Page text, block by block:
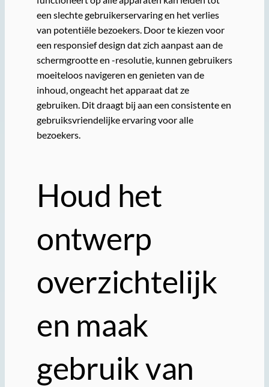
een slechte gebruikerservaring en het verlies
van potentiële bezoekers. Door te kiezen voor
een responsief design dat zich aanpast aan de
schermgrootte en -resolutie, kunnen gebruikers
moeiteloos navigeren en genieten van de
inhoud, ongeacht het apparaat dat ze
gebruiken. Dit draagt bij aan een consistente en
gebruiksvriendelijke ervaring voor alle
bezoekers.
Houd het
ontwerp
overzichtelijk
en maak
gebruik van